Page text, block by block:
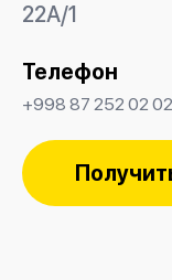
22А/1
Телефон
+998 87 252 02 02